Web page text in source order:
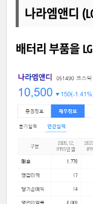
나라엠앤디
배터리 부품을